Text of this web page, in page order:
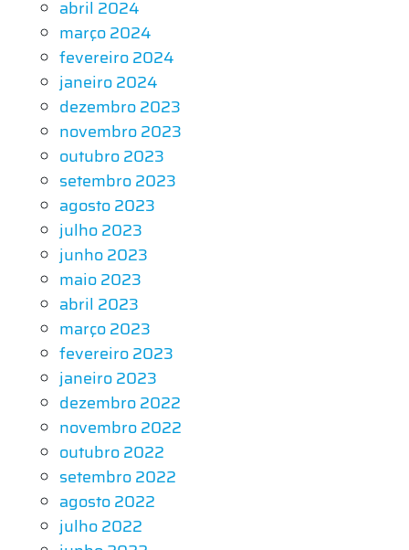
abril 2024
março 2024
fevereiro 2024
janeiro 2024
dezembro 2023
novembro 2023
outubro 2023
setembro 2023
agosto 2023
julho 2023
junho 2023
maio 2023
abril 2023
março 2023
fevereiro 2023
janeiro 2023
dezembro 2022
novembro 2022
outubro 2022
setembro 2022
agosto 2022
julho 2022